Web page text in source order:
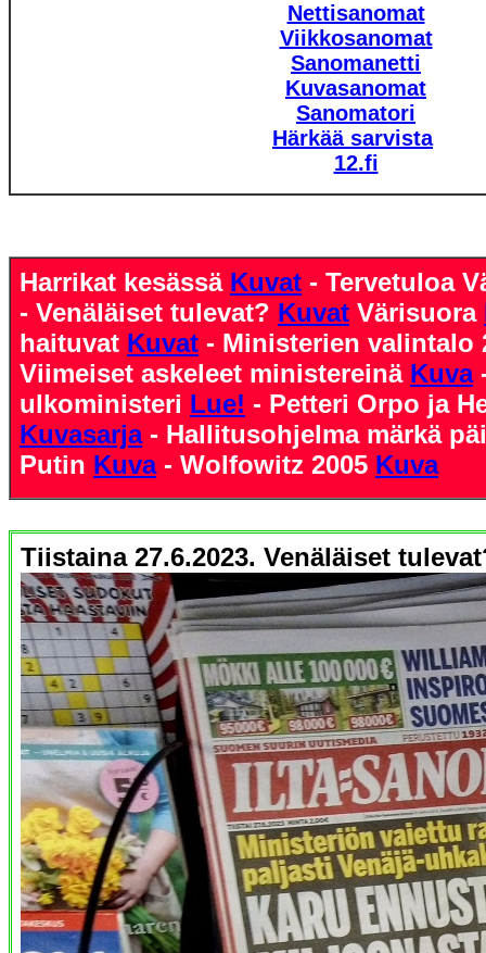
Nettisanomat
Viikkosanomat
Sanomanetti
Kuvasanomat
Sanomatori
Härkää sarvista
12.fi
Harrikat kesässä Kuvat - Tervetuloa
- Venäläiset tulevat? Kuvat Värisuora
haituvat Kuvat - Ministerien valintalo
Viimeiset askeleet ministereinä Kuva
ulkoministeri Lue! - Petteri Orpo ja
Kuvasarja- Hallitusohjelma märkä
Putin Kuva- Wolfowitz 2005 Kuva
Tiistaina 27.6.2023. Venäläiset